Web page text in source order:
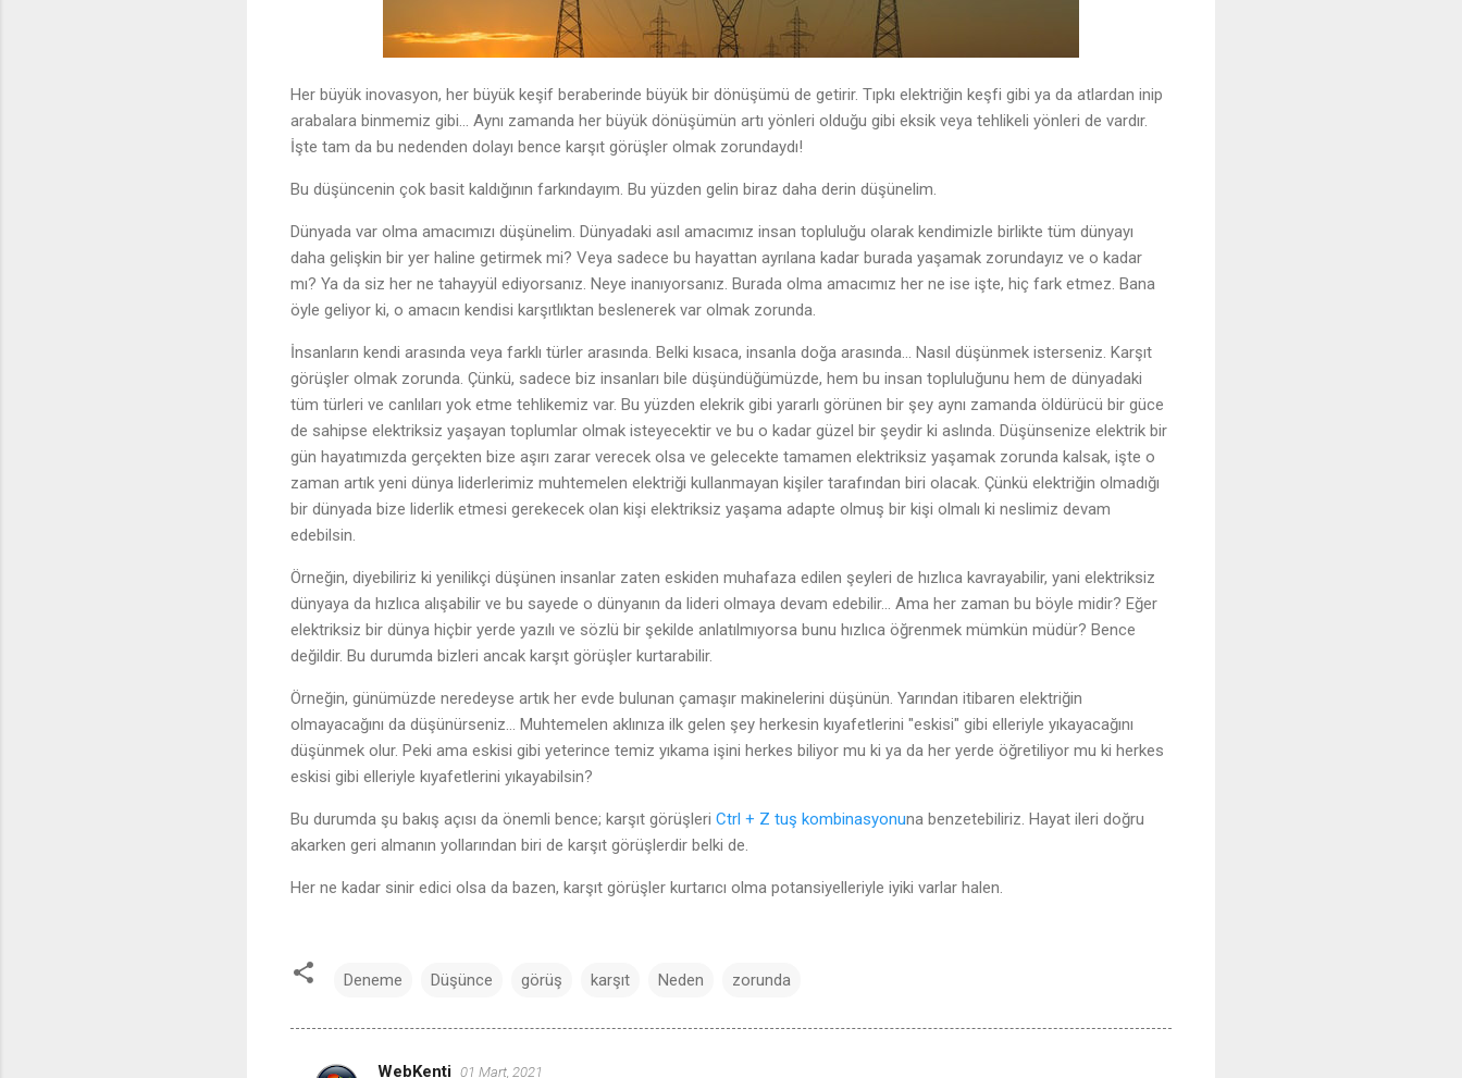
Her büyük inovasyon, her büyük keşif beraberinde büyük bir dönüşümü de getirir. Tıpkı elektriğin keşfi gibi ya da atlardan inip
arabalara binmemiz gibi... Aynı zamanda her büyük dönüşümün artı yönleri olduğu gibi eksik veya tehlikeli yönleri de vardır.
İşte tam da bu nedenden dolayı bence karşıt görüşler olmak zorundaydı!
Bu düşüncenin çok basit kaldığının farkındayım. Bu yüzden gelin biraz daha derin düşünelim.
Dünyada var olma amacımızı düşünelim. Dünyadaki asıl amacımız insan topluluğu olarak kendimizle birlikte tüm dünyayı
daha gelişkin bir yer haline getirmek mi? Veya sadece bu hayattan ayrılana kadar burada yaşamak zorundayız ve o kadar
mı? Ya da siz her ne tahayyül ediyorsanız. Neye inanıyorsanız. Burada olma amacımız her ne ise işte, hiç fark etmez. Bana
öyle geliyor ki, o amacın kendisi karşıtlıktan beslenerek var olmak zorunda.
İnsanların kendi arasında veya farklı türler arasında. Belki kısaca, insanla doğa arasında... Nasıl düşünmek isterseniz. Karşıt
görüşler olmak zorunda. Çünkü, sadece biz insanları bile düşündüğümüzde, hem bu insan topluluğunu hem de dünyadaki
tüm türleri ve canlıları yok etme tehlikemiz var. Bu yüzden elekrik gibi yararlı görünen bir şey aynı zamanda öldürücü bir güce
de sahipse elektriksiz yaşayan toplumlar olmak isteyecektir ve bu o kadar güzel bir şeydir ki aslında. Düşünsenize elektrik bir
gün hayatımızda gerçekten bize aşırı zarar verecek olsa ve gelecekte tamamen elektriksiz yaşamak zorunda kalsak, işte o
zaman artık yeni dünya liderlerimiz muhtemelen elektriği kullanmayan kişiler tarafından biri olacak. Çünkü elektriğin olmadığı
bir dünyada bize liderlik etmesi gerekecek olan kişi elektriksiz yaşama adapte olmuş bir kişi olmalı ki neslimiz devam
edebilsin.
Örneğin, diyebiliriz ki yenilikçi düşünen insanlar zaten eskiden muhafaza edilen şeyleri de hızlıca kavrayabilir, yani elektriksiz
dünyaya da hızlıca alışabilir ve bu sayede o dünyanın da lideri olmaya devam edebilir... Ama her zaman bu böyle midir? Eğer
elektriksiz bir dünya hiçbir yerde yazılı ve sözlü bir şekilde anlatılmıyorsa bunu hızlıca öğrenmek mümkün müdür? Bence
değildir. Bu durumda bizleri ancak karşıt görüşler kurtarabilir.
Örneğin, günümüzde neredeyse artık her evde bulunan çamaşır makinelerini düşünün. Yarından itibaren elektriğin
olmayacağını da düşünürseniz... Muhtemelen aklınıza ilk gelen şey herkesin kıyafetlerini "eskisi" gibi elleriyle yıkayacağını
düşünmek olur. Peki ama eskisi gibi yeterince temiz yıkama işini herkes biliyor mu ki ya da her yerde öğretiliyor mu ki herkes
eskisi gibi elleriyle kıyafetlerini yıkayabilsin?
Bu durumda şu bakış açısı da önemli bence; karşıt görüşleri Ctrl + Z tuş kombinasyonuna benzetebiliriz. Hayat ileri doğru
akarken geri almanın yollarından biri de karşıt görüşlerdir belki de.
Her ne kadar sinir edici olsa da bazen, karşıt görüşler kurtarıcı olma potansiyelleriyle iyiki varlar halen.
Deneme Düşünce görüş karşıt Neden zorunda
WebKenti 01 Mart, 2021